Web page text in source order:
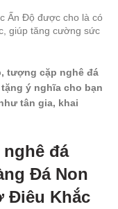
Ấn Độ được cho là có
giúp tăng cường sức
tượng cặp nghê đá
ý nghĩa cho bạn
tân gia, khai
đá
Đá Non
Điêu Khắc